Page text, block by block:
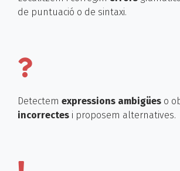
de puntuació o de sintaxi.
Detectem expressions ambigües o
incorrectes i proposem alternatives.